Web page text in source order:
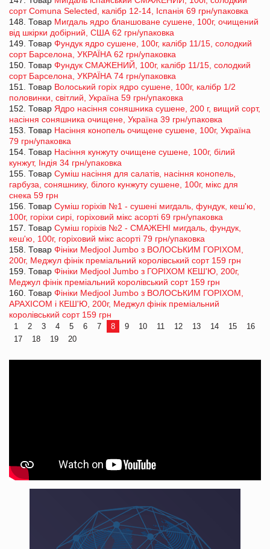
сорт Comuna Selected, калібр 12-14, Іспанія 69 грн/упаковка
148. Товар Мигдаль ядро бланшоване сушене, 100г, очищений
від шкірки добірний, США 62 грн/упаковка
149. Товар Фундук ядро ​​сушене, 100г, калібр 11/15, солодкий
сорт Барселона, УКРАЇНА 62 грн/упаковка
150. Товар Фундук СМАЖЕНИЙ, 100г, калібр 11/15, солодкий
сорт Барселона, УКРАЇНА 74 грн/упаковка
151. Товар Волоський горіх ядро сушене, 100г, калібр 1/2
половинки, світлий, Україна 59 грн/упаковка
152. Товар Ядро насіння соняшника сушене, 200 г, вищий сорт,
насіння соняшника очищене, Україна 39 грн/упаковка
153. Товар Насіння конопель очищене сушене, 100г, Україна
79 грн/упаковка
154. Товар Насіння кунжуту очищене сушене, 100г, білий
кунжут, Індія 34 грн/упаковка
155. Товар Суміш насіння для салатів, насіння конопель,
гарбуза, соняшнику, білого кунжуту сушене, 100г, мікс для
снека 59 грн
156. Товар Суміш горіхів №1 - сушені мигдаль, фундук, кеш'ю,
100г, горіхи сирі, горіховий мікс асорті 69 грн/упаковка
157. Товар Суміш горіхів №2 - СМАЖЕНІ мигдаль, фундук,
кеш'ю, 100г, горіховий мікс асорті 79 грн/упаковка
158. Товар Фініки Medjool Jumbo з ВОЛОСЬКИМ ГОРІХОМ,
200г, Меджул фінік преміальний королівський сорт 159 грн
159. Товар Фініки Medjool Jumbo з ГОРІХОМ КЕШ'Ю, 200г,
Меджул фінік преміальний королівський сорт 159 грн
160. Товар Фініки Medjool Jumbo з ВОЛОСЬКИМ ГОРІХОМ,
АРАХІСОМ і КЕШ'Ю, 200г, Меджул фінік преміальний
королівський сорт 159 грн
1 2 3 4 5 6 7 8 9 10 11 12 13 14 15
16
17
18 19 20